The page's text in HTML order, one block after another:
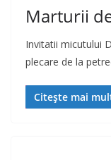
Marturii
Invitatii micutului
plecare de la
Citește mai